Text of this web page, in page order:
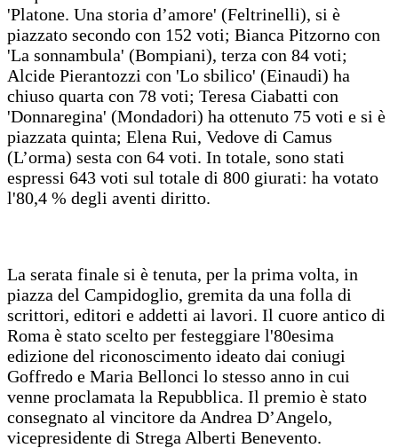
'Platone. Una storia d’amore' (Feltrinelli), si è
piazzato secondo con 152 voti; Bianca Pitzorno con
'La sonnambula' (Bompiani), terza con 84 voti;
Alcide Pierantozzi con 'Lo sbilico' (Einaudi) ha
chiuso quarta con 78 voti; Teresa Ciabatti con
'Donnaregina' (Mondadori) ha ottenuto 75 voti e si è
piazzata quinta; Elena Rui, Vedove di Camus
(L’orma) sesta con 64 voti. In totale, sono stati
espressi 643 voti sul totale di 800 giurati: ha votato
l'80,4 % degli aventi diritto.
La serata finale si è tenuta, per la prima volta, in
piazza del Campidoglio, gremita da una folla di
scrittori, editori e addetti ai lavori. Il cuore antico di
Roma è stato scelto per festeggiare l'80esima
edizione del riconoscimento ideato dai coniugi
Goffredo e Maria Bellonci lo stesso anno in cui
venne proclamata la Repubblica. Il premio è stato
consegnato al vincitore da Andrea D’Angelo,
vicepresidente di Strega Alberti Benevento.